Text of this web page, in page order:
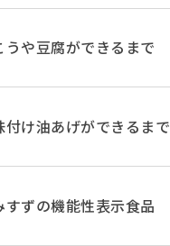
うや豆腐ができるまで
付け油あげができるまで
すずの機能性表示食品